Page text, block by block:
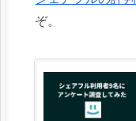
ぞ。